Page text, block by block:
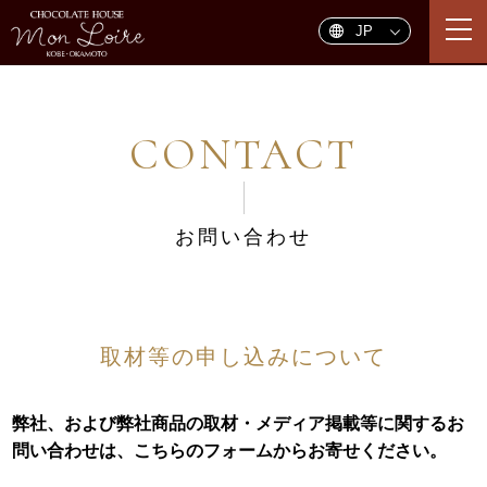
CONTACT
お問い合わせ
取材等の申し込みについて
弊社、および弊社商品の取材・メディア掲載等に関するお
問い合わせは、こちらのフォームからお寄せください。